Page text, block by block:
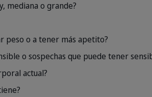
mediana o grande?
peso o a tener más apetito?
o sospechas que puede tener
actual?